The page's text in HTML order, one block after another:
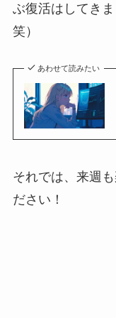
ぶ復活はしてき
笑）
あわせて読みたい
それでは、来週
ださい！